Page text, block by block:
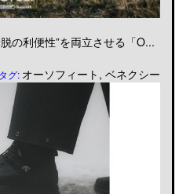
の利便性”を両立させる「O...
タグ: オーソフィート ,ベネクシー